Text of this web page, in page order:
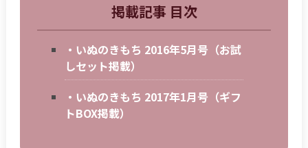
掲載記事 目次
・いぬのきもち 2016年5月号（お試
しセット掲載）
・いぬのきもち 2017年1月号（ギフ
トBOX掲載）